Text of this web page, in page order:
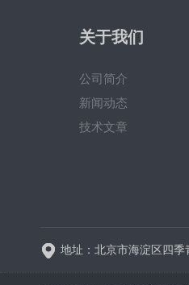
关于我们
公司简介
新闻动态
技术文章